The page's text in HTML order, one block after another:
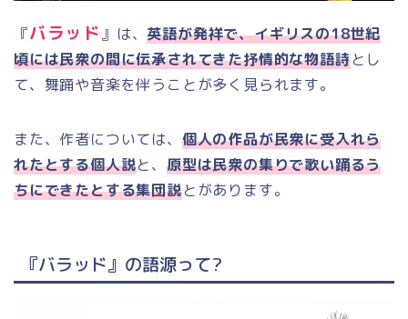
『バラッド』は、英語が発祥で、イギリスの18世紀
頃には民衆の間に伝承されてきた抒情的な物語詩とし
て、舞踊や音楽を伴うことが多く見られます。
また、 作者については、 個人の作品が民衆に受入れら
れたとする個人説と、原型は民衆の集りで歌い踊るう
ちにできたとする集団説とがあります。
『バラッド』の語源って?